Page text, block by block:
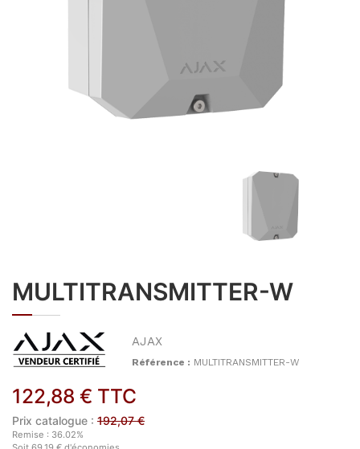
MULTITRANSMITTER-W
AJAX
Référence : MULTITRANSMITTER-W
122,88 € TTC
Prix catalogue : 192,07€
Remise : 36.02%